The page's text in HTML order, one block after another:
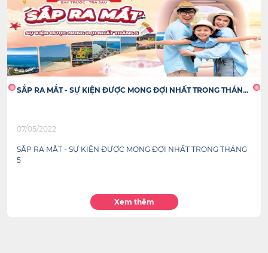
SẮP RA MẮT - SỰ KIỆN ĐƯỢC MONG ĐỢI NHẤT TRONG THÁN...
07/05/2022
SẮP RA MẮT - SỰ KIỆN ĐƯỢC MONG ĐỢI NHẤT TRONG THÁNG
5
Xem thêm